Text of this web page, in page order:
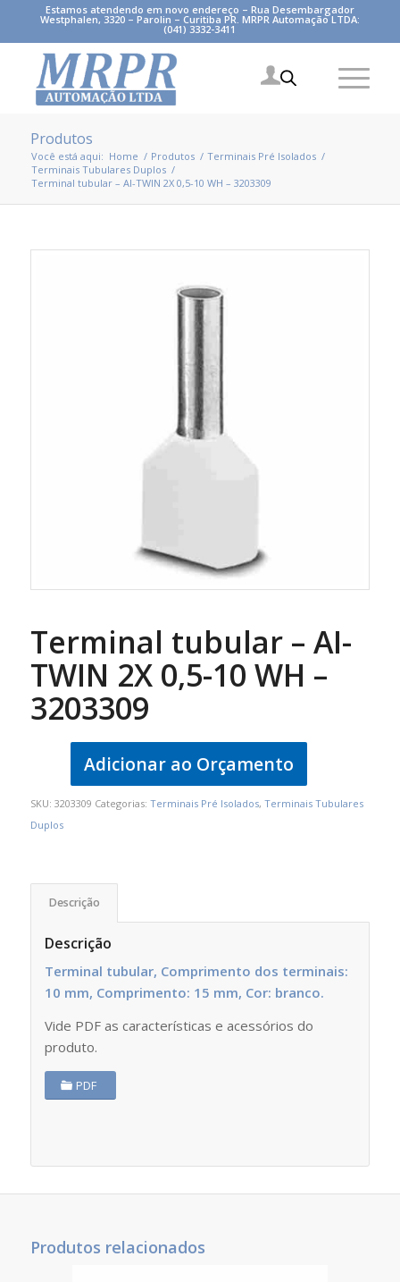
Estamos atendendo em novo endereço – Rua Desembargador
Westphalen, 3320 – Parolin – Curitiba PR. MRPR Automação LTDA:
(041) 3332-3411
Produtos
Você está aqui: Home / Produtos / Terminais Pré Isolados /
Terminais Tubulares Duplos /
Terminal tubular – AI-TWIN 2X 0,5-10 WH – 3203309
Terminal tubular – AI-
TWIN 2X 0,5-10 WH –
3203309
Adicionar ao Orçamento
SKU: 3203309 Categorias: Terminais Pré Isolados, Terminais Tubulares
Duplos
Descrição
Descrição
Terminal tubular, Comprimento dos terminais:
10 mm, Comprimento: 15 mm, Cor: branco.
Vide PDF as características e acessórios do
produto.
PDF
Produtos relacionados